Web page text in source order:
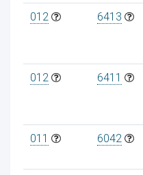
012 6413
012 6411
011 6042